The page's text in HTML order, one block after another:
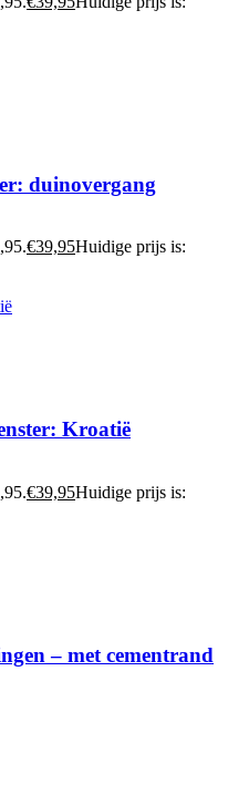
duinovergang
€39,95Huidige prijs is:
Kroatië
€39,95Huidige prijs is:
– met cementrand